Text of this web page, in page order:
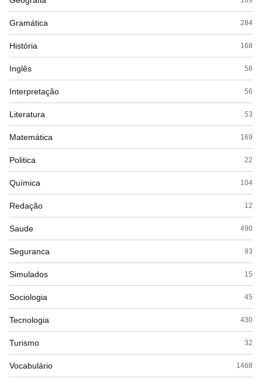
Gramática 284
História 168
Inglês 56
Interpretação 56
Literatura 53
Matemática 169
Politica 22
Química 104
Redação 12
Saude 490
Seguranca 93
Simulados 15
Sociologia 45
Tecnologia 430
Turismo 32
Vocabulário 1468